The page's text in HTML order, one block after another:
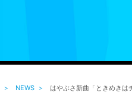
NEWS はやぶさ新曲「ときめきは